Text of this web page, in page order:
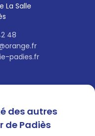
La Salle
48
padies.fr
des autres
de Padiès